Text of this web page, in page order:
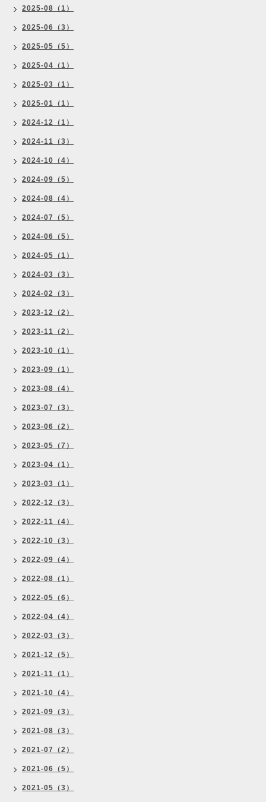
2025-08（1）
2025-06（3）
2025-05（5）
2025-04（1）
2025-03（1）
2025-01（1）
2024-12（1）
2024-11（3）
2024-10（4）
2024-09（5）
2024-08（4）
2024-07（5）
2024-06（5）
2024-05（1）
2024-03（3）
2024-02（3）
2023-12（2）
2023-11（2）
2023-10（1）
2023-09（1）
2023-08（4）
2023-07（3）
2023-06（2）
2023-05（7）
2023-04（1）
2023-03（1）
2022-12（3）
2022-11（4）
2022-10（3）
2022-09（4）
2022-08（1）
2022-05（6）
2022-04（4）
2022-03（3）
2021-12（5）
2021-11（1）
2021-10（4）
2021-09（3）
2021-08（3）
2021-07（2）
2021-06（5）
2021-05（3）